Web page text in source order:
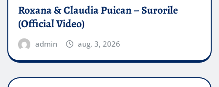
Roxana & Claudia Puican – Surorile
(Official Video)
admin aug. 3, 2026